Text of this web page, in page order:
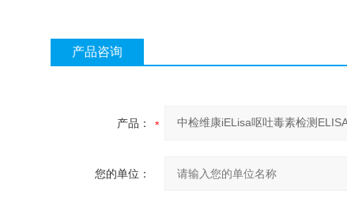
产品咨询
产品：
您的单位：